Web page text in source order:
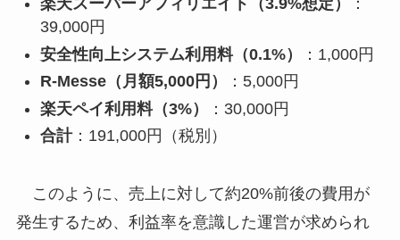
楽天スーパーアフィリエイト（3.9%想定）
：
39,000円
安全性向上システム利用料（0.1%）
：1,000円
R-Messe（月額5,000円）
：5,000円
楽天ペイ利用料（3%）
：30,000円
合計：191,000円（税別）
このように、売上に対して約20%前後の費用が
発生するため、利益率を意識した運営が求められ